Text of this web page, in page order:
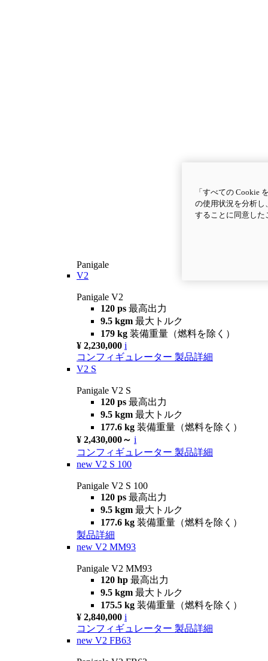
Panigale
V2
Panigale V2
120 ps 最高出力
9.5 kgm 最大トルク
179 kg 装備重量（燃料を除く）
¥ 2,230,000 i
コンフィギュレーター 製品詳細
V2 S
Panigale V2 S
120 ps 最高出力
9.5 kgm 最大トルク
177.6 kg 装備重量（燃料を除く）
¥ 2,430,000～ i
コンフィギュレーター 製品詳細
new V2 S 100
Panigale V2 S 100
120 ps 最高出力
9.5 kgm 最大トルク
177.6 kg 装備重量（燃料を除く）
製品詳細
new V2 MM93
Panigale V2 MM93
120 hp 最高出力
9.5 kgm 最大トルク
175.5 kg 装備重量（燃料を除く）
¥ 2,840,000 i
コンフィギュレーター 製品詳細
new V2 FB63
「すべての Cookie
の使用状況を分析し
することに同意し